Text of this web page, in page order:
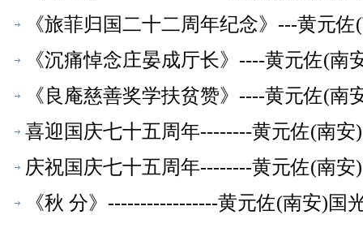
《旅菲归国二十二周年纪念》---黄元
《沉痛悼念庄晏成厅长》----黄元佐(
《良庵慈善奖学扶贫赞》----黄元佐(
喜迎国庆七十五周年--------黄元佐(南
庆祝国庆七十五周年--------黄元佐(南
《秋 分》-----------------黄元佐(南安)国